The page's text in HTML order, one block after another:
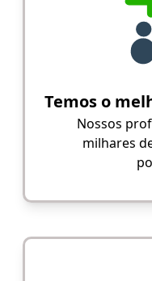
Temos o
Nossos
milhares